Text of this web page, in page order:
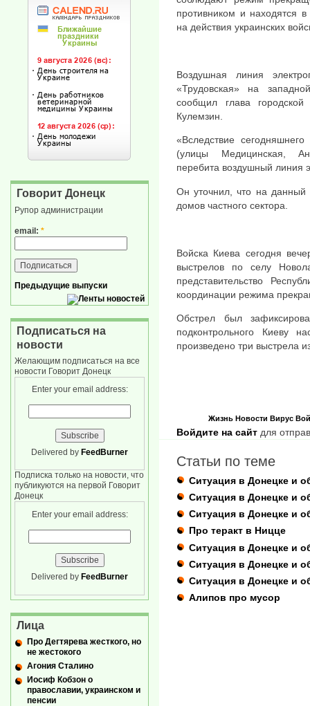
противником и находятся
на действия украинских
Воздушная линия
«Трудовская» на
сообщил глава
Кулемзин.
«Вследствие
(улицы Медицинская,
перебита воздушный линия
Он уточнил, что на данный
домов частного сектора.
Войска Киева сегодня
выстрелов по селу
представительство
координации режима
Обстрел был
подконтрольного Киеву
произведено три выстрела
Жизнь Новости Вирус
Войдите на сайт для
Статьи по теме
Ситуация в Донецке и
Ситуация в Донецке и
Ситуация в Донецке и
Про теракт в Ницце
Ситуация в Донецке и
Ситуация в Донецке и
Ситуация в Донецке и
Алипов про мусор
Говорит Донецк
Рупор администрации
email: *
Предыдущие выпуски
Подписаться на
новости
Желающим подписаться на все
новости Говорит Донецк
Enter your email address:
Delivered by FeedBurner
Подписка только на новости, что
публикуются на первой Говорит
Донецк
Enter your email address:
Delivered by FeedBurner
Лица
Про Дегтярева жесткого, но
не жестокого
Агония Сталино
Иосиф Кобзон о
православии, украинском и
пенсии